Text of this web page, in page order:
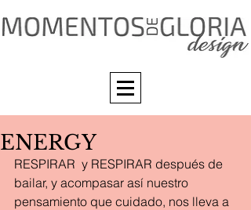
ENERGY
RESPIRAR  y RESPIRAR después de
bailar, y acompasar así nuestro
pensamiento que cuidado, nos lleva a